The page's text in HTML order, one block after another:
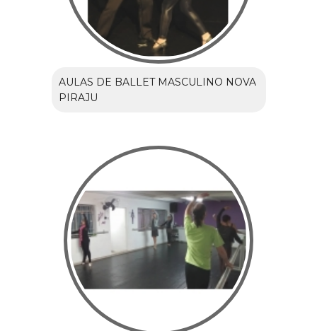
AULAS DE BALLET MASCULINO NOVA
PIRAJU